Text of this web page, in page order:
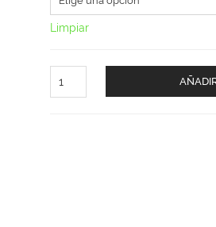
Limpiar
Orus